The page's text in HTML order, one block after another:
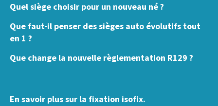
Quel siège choisir pour un nouveau né ?
Que faut-il penser des sièges auto évolutifs tout
en 1 ?
Que change la nouvelle règlementation R129 ?
En savoir plus sur la fixation isofix.